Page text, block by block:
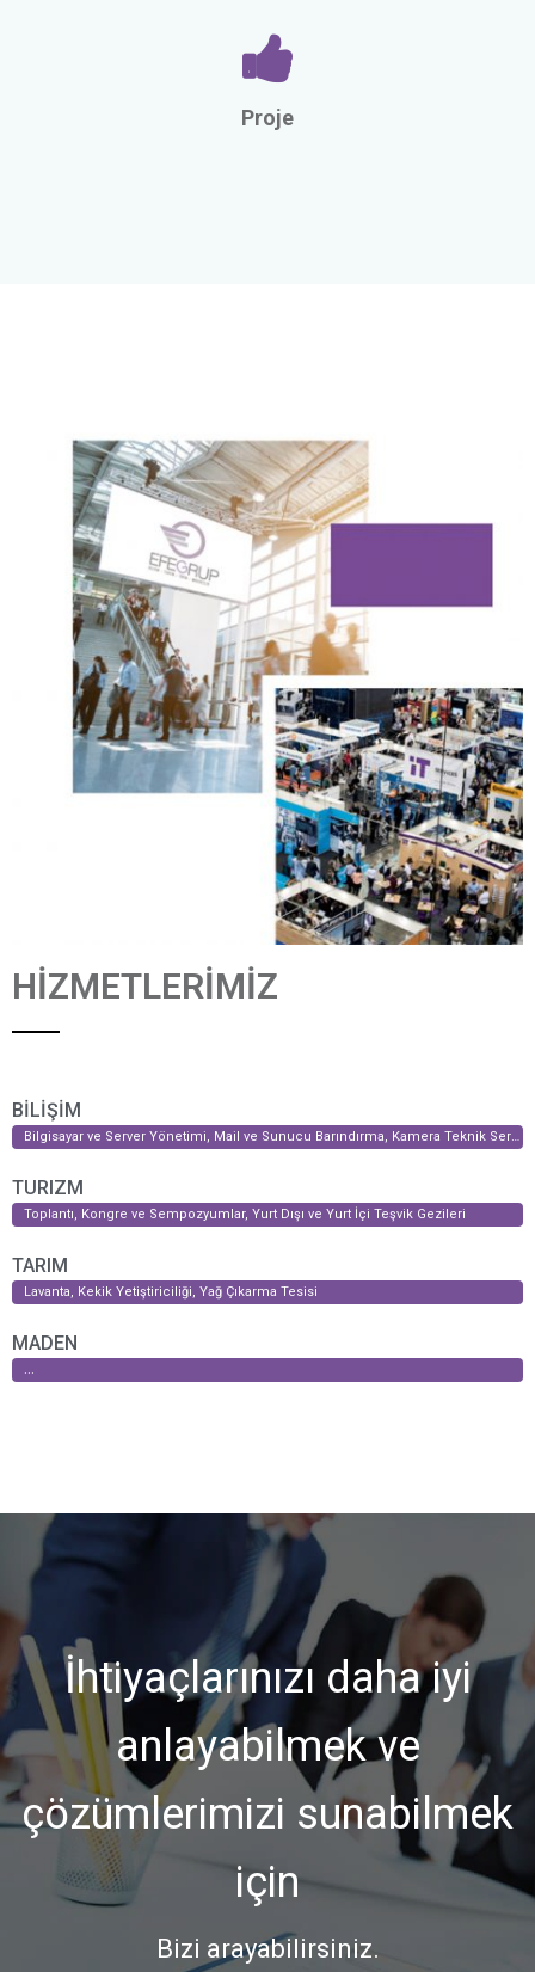
Proje
HİZMETLERİMİZ
BİLİŞİM
Bilgisayar ve Server Yönetimi, Mail ve Sunucu Barındırma, Kamera Teknik Servis
TURIZM
Toplantı, Kongre ve Sempozyumlar, Yurt Dışı ve Yurt İçi Teşvik Gezileri
TARIM
Lavanta, Kekik Yetiştiriciliği, Yağ Çıkarma Tesisi
MADEN
...
İhtiyaçlarınızı daha iyi
anlayabilmek ve
çözümlerimizi sunabilmek
için
Bizi arayabilirsiniz.